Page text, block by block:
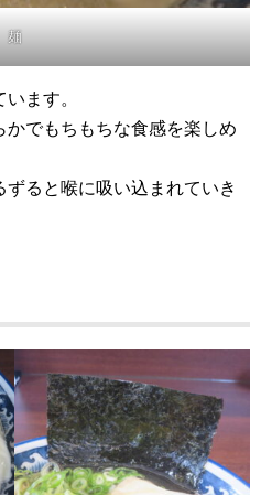
麺
ます。
でもちもちな食感を楽しめ
ると喉に吸い込まれていき